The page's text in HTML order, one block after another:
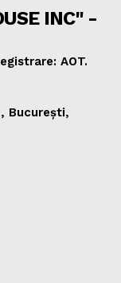
INC" -
AOT.
București,